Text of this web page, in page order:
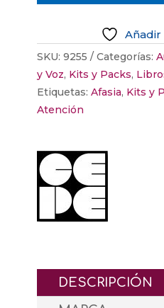
cantidad
Añadir
SKU: 9255 Categorías:
y Voz, Kits y Packs,
Etiquetas: Afasia, Kits y
Atención
DESCRIPCIÓN